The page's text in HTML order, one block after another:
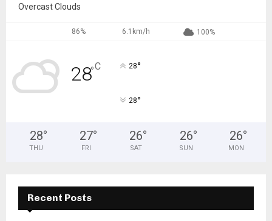
Overcast Clouds
86% 6.1km/h 100%
28°C 28°
28°
28°
THU
27°
FRI
26°
SAT
26°
SUN
26°
MON
Recent Posts